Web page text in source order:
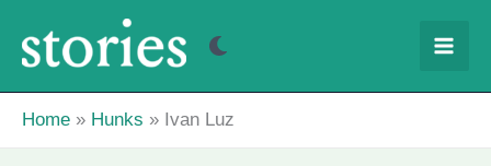
Home
Hunks Ivan Luz